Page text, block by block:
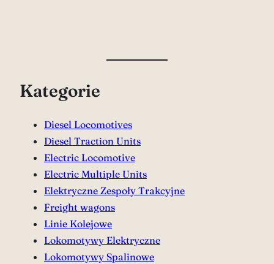
Kategorie
Diesel Locomotives
Diesel Traction Units
Electric Locomotive
Electric Multiple Units
Elektryczne Zespoły Trakcyjne
Freight wagons
Linie Kolejowe
Lokomotywy Elektryczne
Lokomotywy Spalinowe